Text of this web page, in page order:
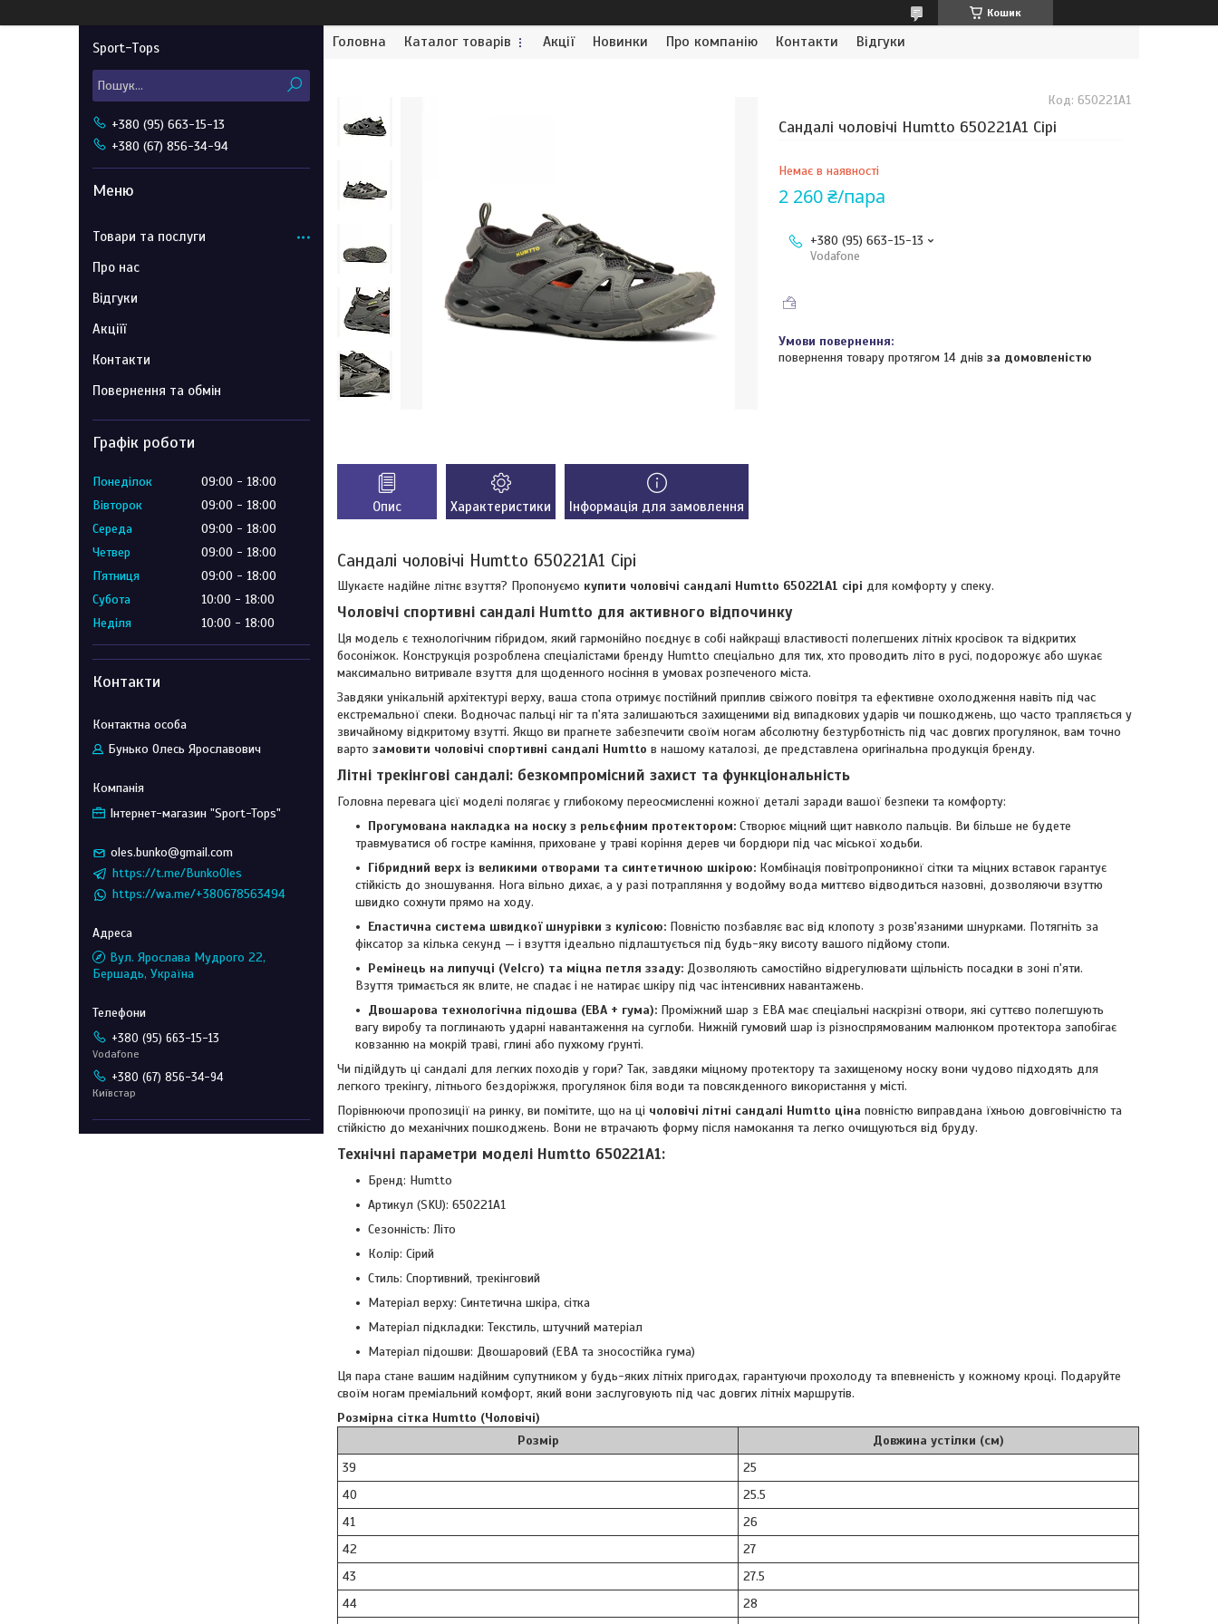
Кошик
Головна Каталог товарів Акції Новинки Про компанію Контакти Відгуки
Сандалі чоловічі Humtto 650221A1 Сірі
Немає в наявності
Код:650221A1
2 260 ₴/пара
+380 (95) 663-15-13
Vodafone
повернення товару протягом 14 днів за домовленістю
Опис Характеристики Інформація для замовлення
Сандалі чоловічі Humtto 650221A1 Сірі
Шукаєте надійне літнє взуття? Пропонуємо купити чоловічі сандалі Humtto 650221A1 сірі для комфорту у спеку.
Чоловічі спортивні сандалі Humtto для активного відпочинку
Ця модель є технологічним гібридом, який гармонійно поєднує в собі найкращі властивості полегшених літніх кросівок та відкритих
босоніжок. Конструкція розроблена спеціалістами бренду Humtto спеціально для тих, хто проводить літо в русі, подорожує або шукає
максимально витривале взуття для щоденного носіння в умовах розпеченого міста.
Завдяки унікальній архітектурі верху, ваша стопа отримує постійний приплив свіжого повітря та ефективне охолодження навіть під час
екстремальної спеки. Водночас пальці ніг та п'ята залишаються захищеними від випадкових ударів чи пошкоджень, що часто трапляється у
звичайному відкритому взутті. Якщо ви прагнете забезпечити своїм ногам абсолютну безтурботність під час довгих прогулянок, вам точно
варто замовити чоловічі спортивні сандалі Humtto в нашому каталозі, де представлена оригінальна продукція бренду.
Літні трекінгові сандалі: безкомпромісний захист та функціональність
Головна перевага цієї моделі полягає у глибокому переосмисленні кожної деталі заради вашої безпеки та комфорту:
Прогумована накладка на носку з рельєфним протектором: Створює міцний щит навколо пальців. Ви більше не будете
травмуватися об гостре каміння, приховане у траві коріння дерев чи бордюри під час міської ходьби.
Гібридний верх із великими отворами та синтетичною шкірою: Комбінація повітропроникної сітки та міцних вставок гарантує
стійкість до зношування. Нога вільно дихає, а у разі потрапляння у водойму вода миттєво відводиться назовні, дозволяючи взуттю
швидко сохнути прямо на ходу.
Еластична система швидкої шнурівки з кулісою: Повністю позбавляє вас від клопоту з розв'язаними шнурками. Потягніть за
фіксатор за кілька секунд — і взуття ідеально підлаштується під будь-яку висоту вашого підйому стопи.
Ремінець на липучці (Velcro) та міцна петля ззаду: Дозволяють самостійно відрегулювати щільність посадки в зоні п'яти.
Взуття тримається як влите, не спадає і не натирає шкіру під час інтенсивних навантажень.
Двошарова технологічна підошва (ЕВА + гума): Проміжний шар з ЕВА має спеціальні наскрізні отвори, які суттєво полегшують
вагу виробу та поглинають ударні навантаження на суглоби. Нижній гумовий шар із різноспрямованим малюнком протектора запобігає
ковзанню на мокрій траві, глині або пухкому ґрунті.
Чи підійдуть ці сандалі для легких походів у гори? Так, завдяки міцному протектору та захищеному носку вони чудово підходять для
легкого трекінгу, літнього бездоріжжя, прогулянок біля води та повсякденного використання у місті.
Порівнюючи пропозиції на ринку, ви помітите, що на ці чоловічі літні сандалі Humtto ціна повністю виправдана їхньою довговічністю та
стійкістю до механічних пошкоджень. Вони не втрачають форму після намокання та легко очищуються від бруду.
Технічні параметри моделі Humtto 650221A1:
Бренд: Humtto
Артикул (SKU): 650221A1
Сезонність: Літо
Колір: Сірий
Стиль: Спортивний, трекінговий
Матеріал верху: Синтетична шкіра, сітка
Матеріал підкладки: Текстиль, штучний матеріал
Матеріал підошви: Двошаровий (ЕВА та зносостійка гума)
Ця пара стане вашим надійним супутником у будь-яких літніх пригодах, гарантуючи прохолоду та впевненість у кожному кроці. Подаруйте
своїм ногам преміальний комфорт, який вони заслуговують під час довгих літніх маршрутів.
Розмірна сітка Humtto (Чоловічі)
Розмір
Довжина устілки (см)
39
25
40
25.5
41
26
42
27
43
27.5
44
28
Sport-Tops
+380 (95) 663-15-13
+380 (67) 856-34-94
Товари та послуги
Про нас
Відгуки
Акціїї
Контакти
Повернення та обмін
Графік роботи
Понеділок 09:00
18:00
Вівторок
09:00
18:00
Середа
09:00
18:00
Четвер
09:00
18:00
Пʼятниця
09:00
18:00
Субота
10:00
18:00
Неділя
10:00 18:00
Контакти
Бунько Олесь Ярославович
Інтернет-магазин "Sport-Tops"
oles.bunko@gmail.com
https://t.me/BunkoOles
https://wa.me/+380678563494
Вул. Ярослава Мудрого 22,
Бершадь, Україна
+380 (95) 663-15-13
Vodafone
+380 (67) 856-34-94
Київстар